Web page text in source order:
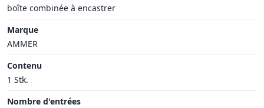
boîte combinée à encastrer
Marque
AMMER
Contenu
1 Stk.
Nombre d'entrées